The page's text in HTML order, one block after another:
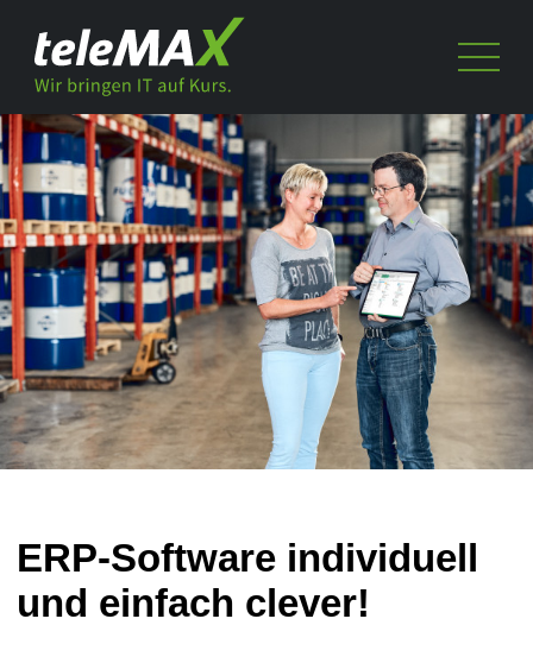
ERP-Software individuell
und einfach clever!